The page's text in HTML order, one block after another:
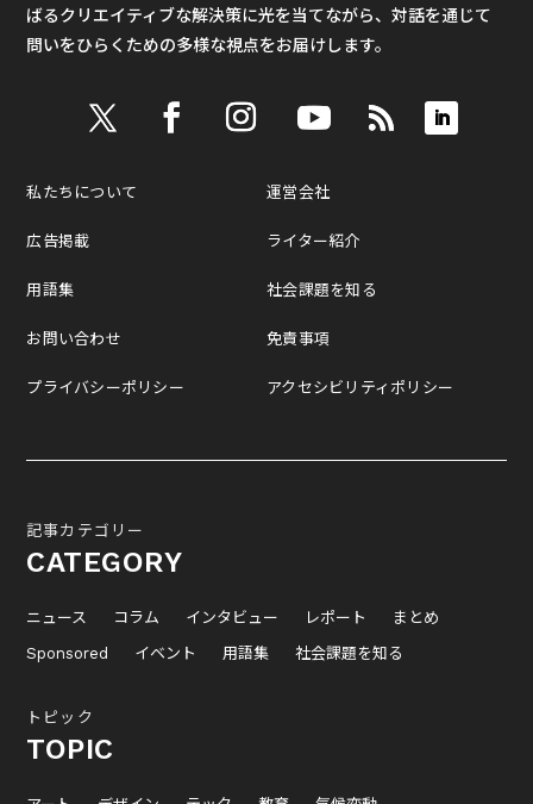
ばるクリエイティブな解決策に光を当てながら、対話を通じて
問いをひらくための多様な視点をお届けします。
私たちについて
広告掲載
用語集
お問い合わせ
プライバシーポリシー
運営会社
ライター紹介
社会課題を知る
免責事項
アクセシビリティポリシー
記事カテゴリー
CATEGORY
ニュース コラム インタビュー レポート
まとめ
Sponsored
イベント 用語集 社会課題を知る
トピック
TOPIC